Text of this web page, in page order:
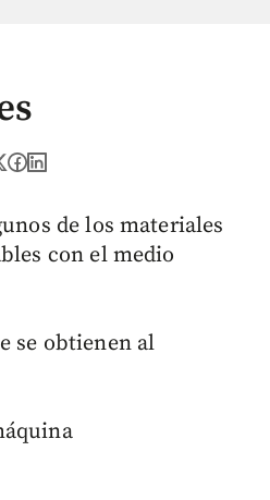
de los materiales
con el medio
se obtienen al